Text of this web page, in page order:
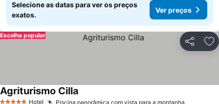
Selecione as datas para ver os preços
exatos.
Ver preços
Partilhar
Escolha popular
Hotel Piscina panorâmica com vista para a montanha
Agriturismo Cilla